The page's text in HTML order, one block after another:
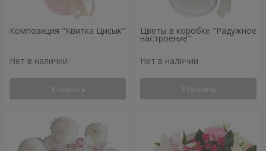
Композиция "Квитка Цисык"
Нет в наличии
Уточнить
Цветы в коробке "Радужное
настроение"
Нет в наличии
Уточнить